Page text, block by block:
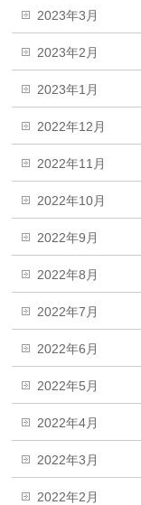
2023年3月
2023年2月
2023年1月
2022年12月
2022年11月
2022年10月
2022年9月
2022年8月
2022年7月
2022年6月
2022年5月
2022年4月
2022年3月
2022年2月